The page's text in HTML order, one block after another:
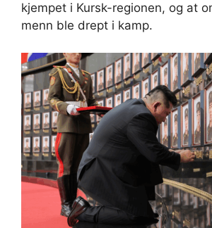
kjempet i Kursk-regionen, og at
menn ble drept i kamp.